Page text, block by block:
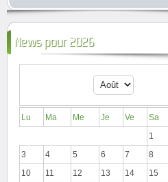
News pour 2026
Lu Ma Me Je Ve Sa
1
3
4 5 6 7 8
10
11 12 13 14 15